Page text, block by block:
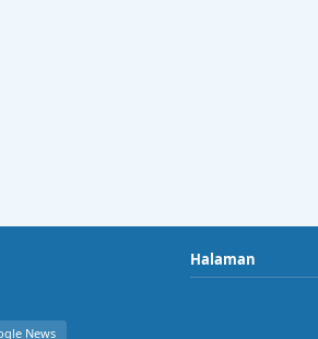
News
Halaman